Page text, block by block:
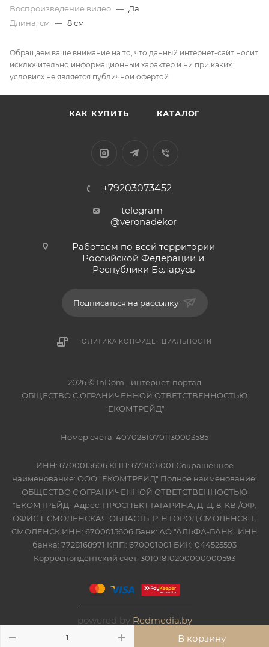
В корзину
Воспроизведение видео — Да
Длина, см — 8 см
Обращаем ваше внимание на то, что данный интернет-сайт носит
исключительно информационный характер и ни при каких
условиях не является публичной офертой
КАК КУПИТЬ КАТАЛОГ
+79203073452
telegram
@veronadekor
Работаем по всей территории
Российской Федерации и
Республики Беларусь
Подписаться на рассылку
ПОЛИТИКА КОНФИДЕНЦИАЛЬНОСТИ
2026 © InDom - интернет-портал
ОБЩЕСТВО С ОГРАНИЧЕННОЙ ОТВЕТСТВЕННОСТЬЮ
"ЕКОМТРЕЙД"
Номер счёта: 40702810701130003585
ИНН: 6700015606 КПП: 670001001 Сокращённое
наименование: ООО "ЕКОМТРЕЙД" Полное наименование:
ОБЩЕСТВО С ОГРАНИЧЕННОЙ ОТВЕТСТВЕННОСТЬЮ
"ЕКОМТРЕЙД" Адрес: ПРОСПЕКТ ГАГАРИНА, Д. Д. 8, КВ./ОФ.
ОФИС 1, СМОЛЕНСКАЯ ОБЛАСТЬ, Р-Н ГОРОД СМОЛЕНСК, Г.
СМОЛЕНСК ИНН: 6700015606 Банк: АО "АЛЬФА-БАНК" ИНН
банка: 7728168971 КПП: 670001001 БИК: 044525593
Корреспондентский счёт: 30101810200000000593
powered by Redmedia.by